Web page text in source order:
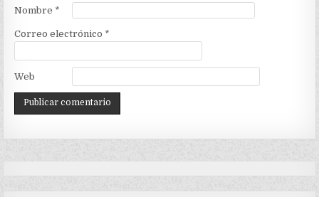
Nombre *
Correo electrónico *
Web